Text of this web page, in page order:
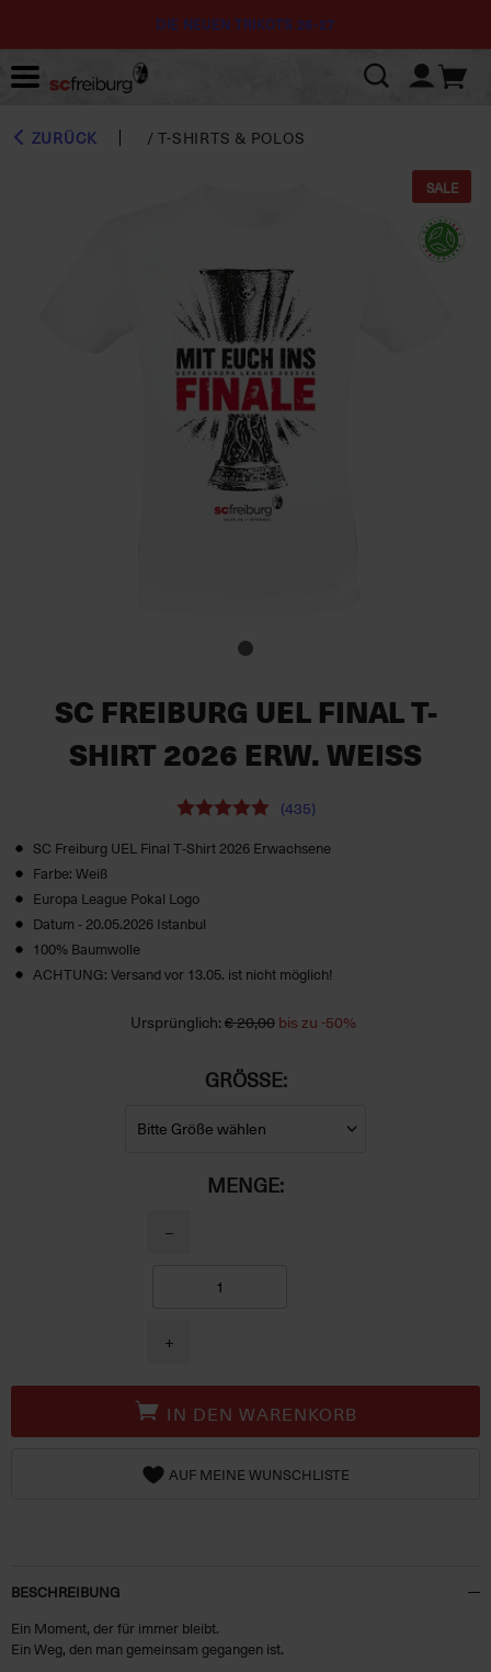
DIE NEUEN TRIKOTS 26-27
ZURÜCK /T-SHIRTS & POLOS
SALE
SC FREIBURG UEL FINAL T-
SHIRT 2026 ERW. WEISS
(435)
SC Freiburg UEL Final T‑Shirt 2026 Erwachsene
Farbe: Weiß
Europa League Pokal Logo
Datum - 20.05.2026 Istanbul
100% Baumwolle
ACHTUNG: Versand vor 13.05. ist nicht möglich!
Ursprünglich:€ 20,00bis zu -50%
GRÖSSE:
MENGE:
−
+
IN DEN WARENKORB
AUF MEINE WUNSCHLISTE
BESCHREIBUNG
Ein Moment, der für immer bleibt.
Ein Weg, den man gemeinsam gegangen ist.